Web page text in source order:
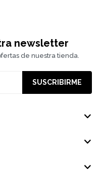
newsletter
de nuestra tienda.
SUSCRIBIRME